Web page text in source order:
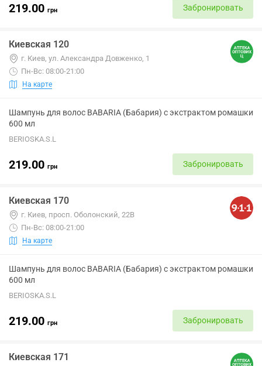
219.00 грн Забронировать
Киевская 120
г. Киев, ул. Александра Довженко, 1
Пн-Вс: 08:00-21:00
На карте
Шампунь для волос BABARIA (Бабария) с экстрактом ромашки
600 мл
BERIOSKA.S.L
219.00 грн Забронировать
Киевская 170
г. Киев, просп. Оболонский, 22В
Пн-Вс: 08:00-21:00
На карте
Шампунь для волос BABARIA (Бабария) с экстрактом ромашки
600 мл
BERIOSKA.S.L
219.00 грн Забронировать
Киевская 171